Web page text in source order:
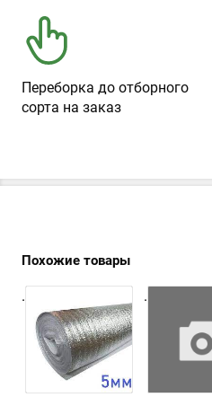
Переборка до отборного
сорта на заказ
Похожие товары
. .